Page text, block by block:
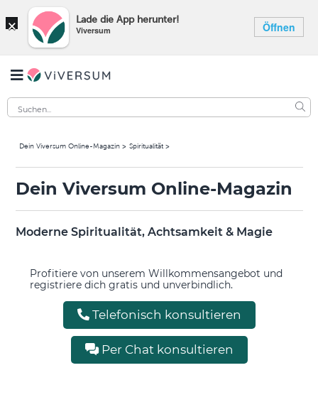
× Lade die App herunter!
Viversum Öffnen
Dein Viversum Online-Magazin Spiritualität
Dein Viversum Online-Magazin
Moderne Spiritualität, Achtsamkeit & Magie
Profitiere von unserem Willkommensangebot und
registriere dich gratis und unverbindlich.
Telefonisch konsultieren
Per Chat konsultieren